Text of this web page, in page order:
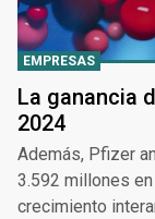
EMPRESAS
La ganancia
2024
Además, Pfizer
3.592 millones
crecimiento